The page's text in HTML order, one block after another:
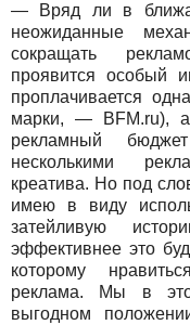
— Вряд ли в
неожиданные
сокращать
проявится особый
проплачивается
марки, — BFM.ru), а
рекламный
несколькими
креатива. Но под
имею в виду
затейливую
эффективнее это
которому
реклама. Мы в
выгодном